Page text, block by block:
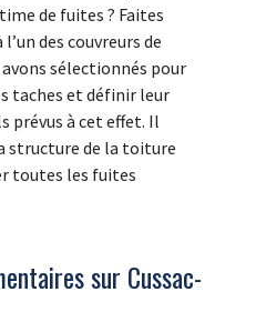
de fuites ? Faites
des couvreurs de
sélectionnés pour
taches et définir leur
prévus à cet effet. Il
structure de la toiture
toutes les fuites
sur Cussac-